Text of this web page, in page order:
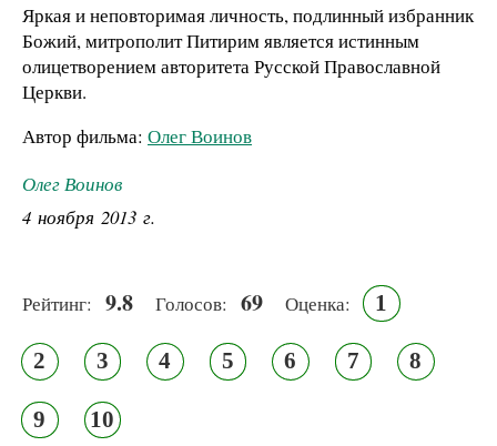
Яркая и неповторимая личность, подлинный избранник
Божий, митрополит Питирим является истинным
олицетворением авторитета Русской Православной
Церкви.
Автор фильма: Олег Воинов
Олег Воинов
4 ноября 2013 г.
Рейтинг: 9.8 Голосов: 69 Оценка: 1
2 3 4 5 6 7 8
9 10